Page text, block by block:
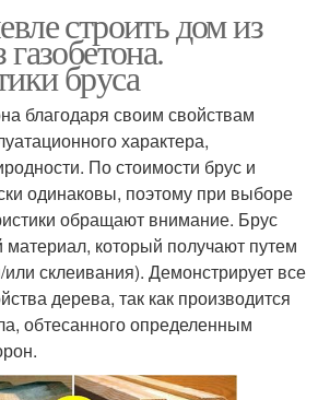
строить дом из
бруса
благодаря своим свойствам
характера,
По стоимости брус и
одинаковы, поэтому при выборе
обращают внимание. Брус
материал, который получают путем
склеивания). Демонстрирует все
дерева, так как производится
обтесанного определенным